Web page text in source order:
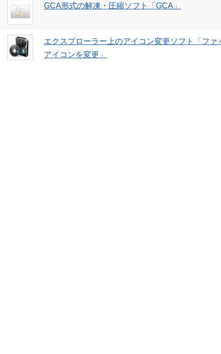
GCA形式の解凍・圧縮ソフト「GCA」
エクスプローラー上のアイコン変更ソフト「フ
アイコンを変更」